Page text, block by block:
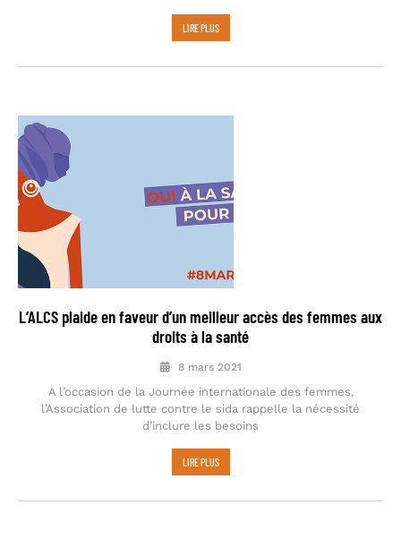
LIRE PLUS
L’ALCS plaide en faveur d’un meilleur accès des femmes aux
droits à la santé
8 mars 2021
A l’occasion de la Journée internationale des femmes,
l’Association de lutte contre le sida rappelle la nécessité
d’inclure les besoins
LIRE PLUS